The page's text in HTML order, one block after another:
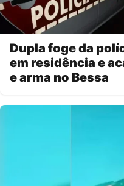
Dupla foge da
em residência e
e arma no Bessa